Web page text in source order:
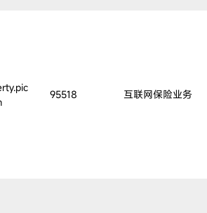
95518 互联网保险业务